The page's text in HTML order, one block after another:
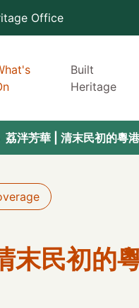
Office
Built
Heritage
荔泮芳華 | 清末民初的粵
末民初的